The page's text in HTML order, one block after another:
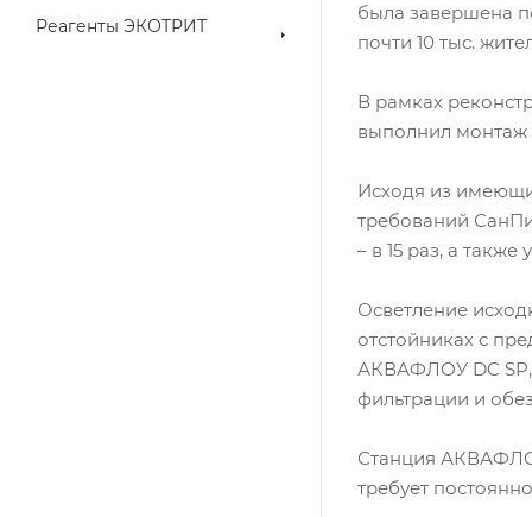
Реагенты ЭКОТРИТ
была завершена
почти 10 тыс.
В рамках
выполнил монтаж
Исходя из
требований
– в 15 раз, а
Осветление
отстойниках с
АКВАФЛОУ DC SP,
фильтрации и
Станция
требует